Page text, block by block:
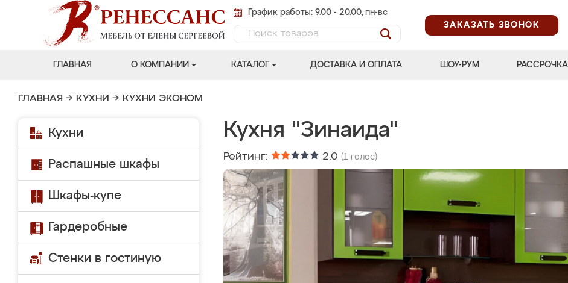
График работы: 9.00 - 20.00, пн-вс
ЗАКАЗАТЬ ЗВОНОК
ГЛАВНАЯ О КОМПАНИИ КАТАЛОГ ДОСТАВКА И ОПЛАТА ШОУ-РУМ РАССРОЧКА
ГЛАВНАЯ → КУХНИ → КУХНИ ЭКОНОМ
Кухни
Распашные шкафы
Шкафы-купе
Гардеробные
Стенки в гостиную
Кухня "Зинаида"
Рейтинг: 2.0 (1 голос)